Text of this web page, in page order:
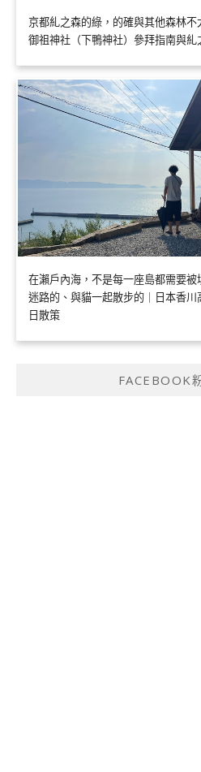
京都糺之森的綠，的確與其他森林
御祖神社（下鴨神社）參拜指南與糺
在瀨戶內海，不是每一座島都需要被
迷路的、與貓一起散步的｜日本香
日散策
FACEBOOK